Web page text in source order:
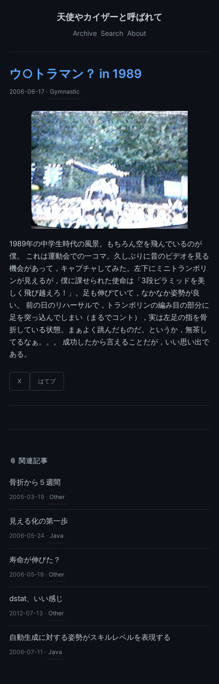
天使やカイザーと呼ばれて
Archive Search About
ウ○トラマン？ in 1989
2006-06-17· Gymnastic
1989年の中学生時代の風景。もちろん空を飛んでいるのが
僕。 これは運動会での一コマ。久しぶりに昔のビデオを見る
機会があって，キャプチャしてみた。左下にミニトランポリ
ンが見えるが，僕に課せられた使命は「3段ピラミッドを美
しく飛び越えろ！」。足も伸びていて，なかなか姿勢が良
い。 前の日のリハーサルで，トランポリンの編み目の部分に
足を突っ込んでしまい（まるでコント），実は左足の指を骨
折している状態。まぁよく跳んだものだ。というか，無茶し
てるなぁ。。。 成功したから言えることだが，いい思い出で
ある。
X はてブ
📎 関連記事
骨折から５週間
2005-03-19· Other
見える化の第一歩
2006-05-24 · Java
寿命が伸びた？
2006-05-19· Other
dstat、いい感じ
2012-07-13 · Other
自動生成に対する姿勢がスキルレベルを表現する
2006-07-11 · Java